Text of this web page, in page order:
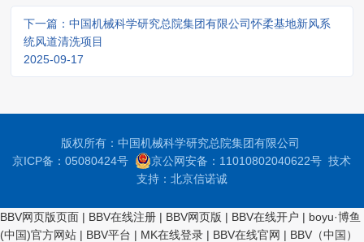
下一篇：中国机械科学研究总院集团有限公司怀柔基地新风系
统风道清洗项目
2025-09-17
版权所有：中国机械科学研究总院集团有限公司
京ICP备：05080424号
京公网安备：11010802040622号 技术
支持： 北京信诺诚
BBV网页版页面 | BBV在线注册 | BBV网页版 | BBV在线开户 | boyu·博鱼
(中国)官方网站 | BBV平台 | MK在线登录 | BBV在线官网 | BBV（中国）